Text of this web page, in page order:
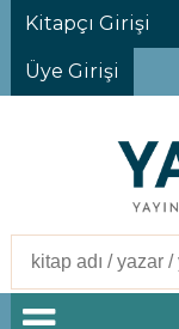
Kitapçı Girişi
Üye Girişi